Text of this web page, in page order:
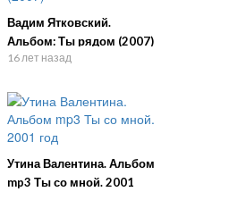
Вадим Ятковский.
Альбом: Ты рядом (2007)
16 лет назад
Утина Валентина. Альбом
mp3 Ты со мной. 2001